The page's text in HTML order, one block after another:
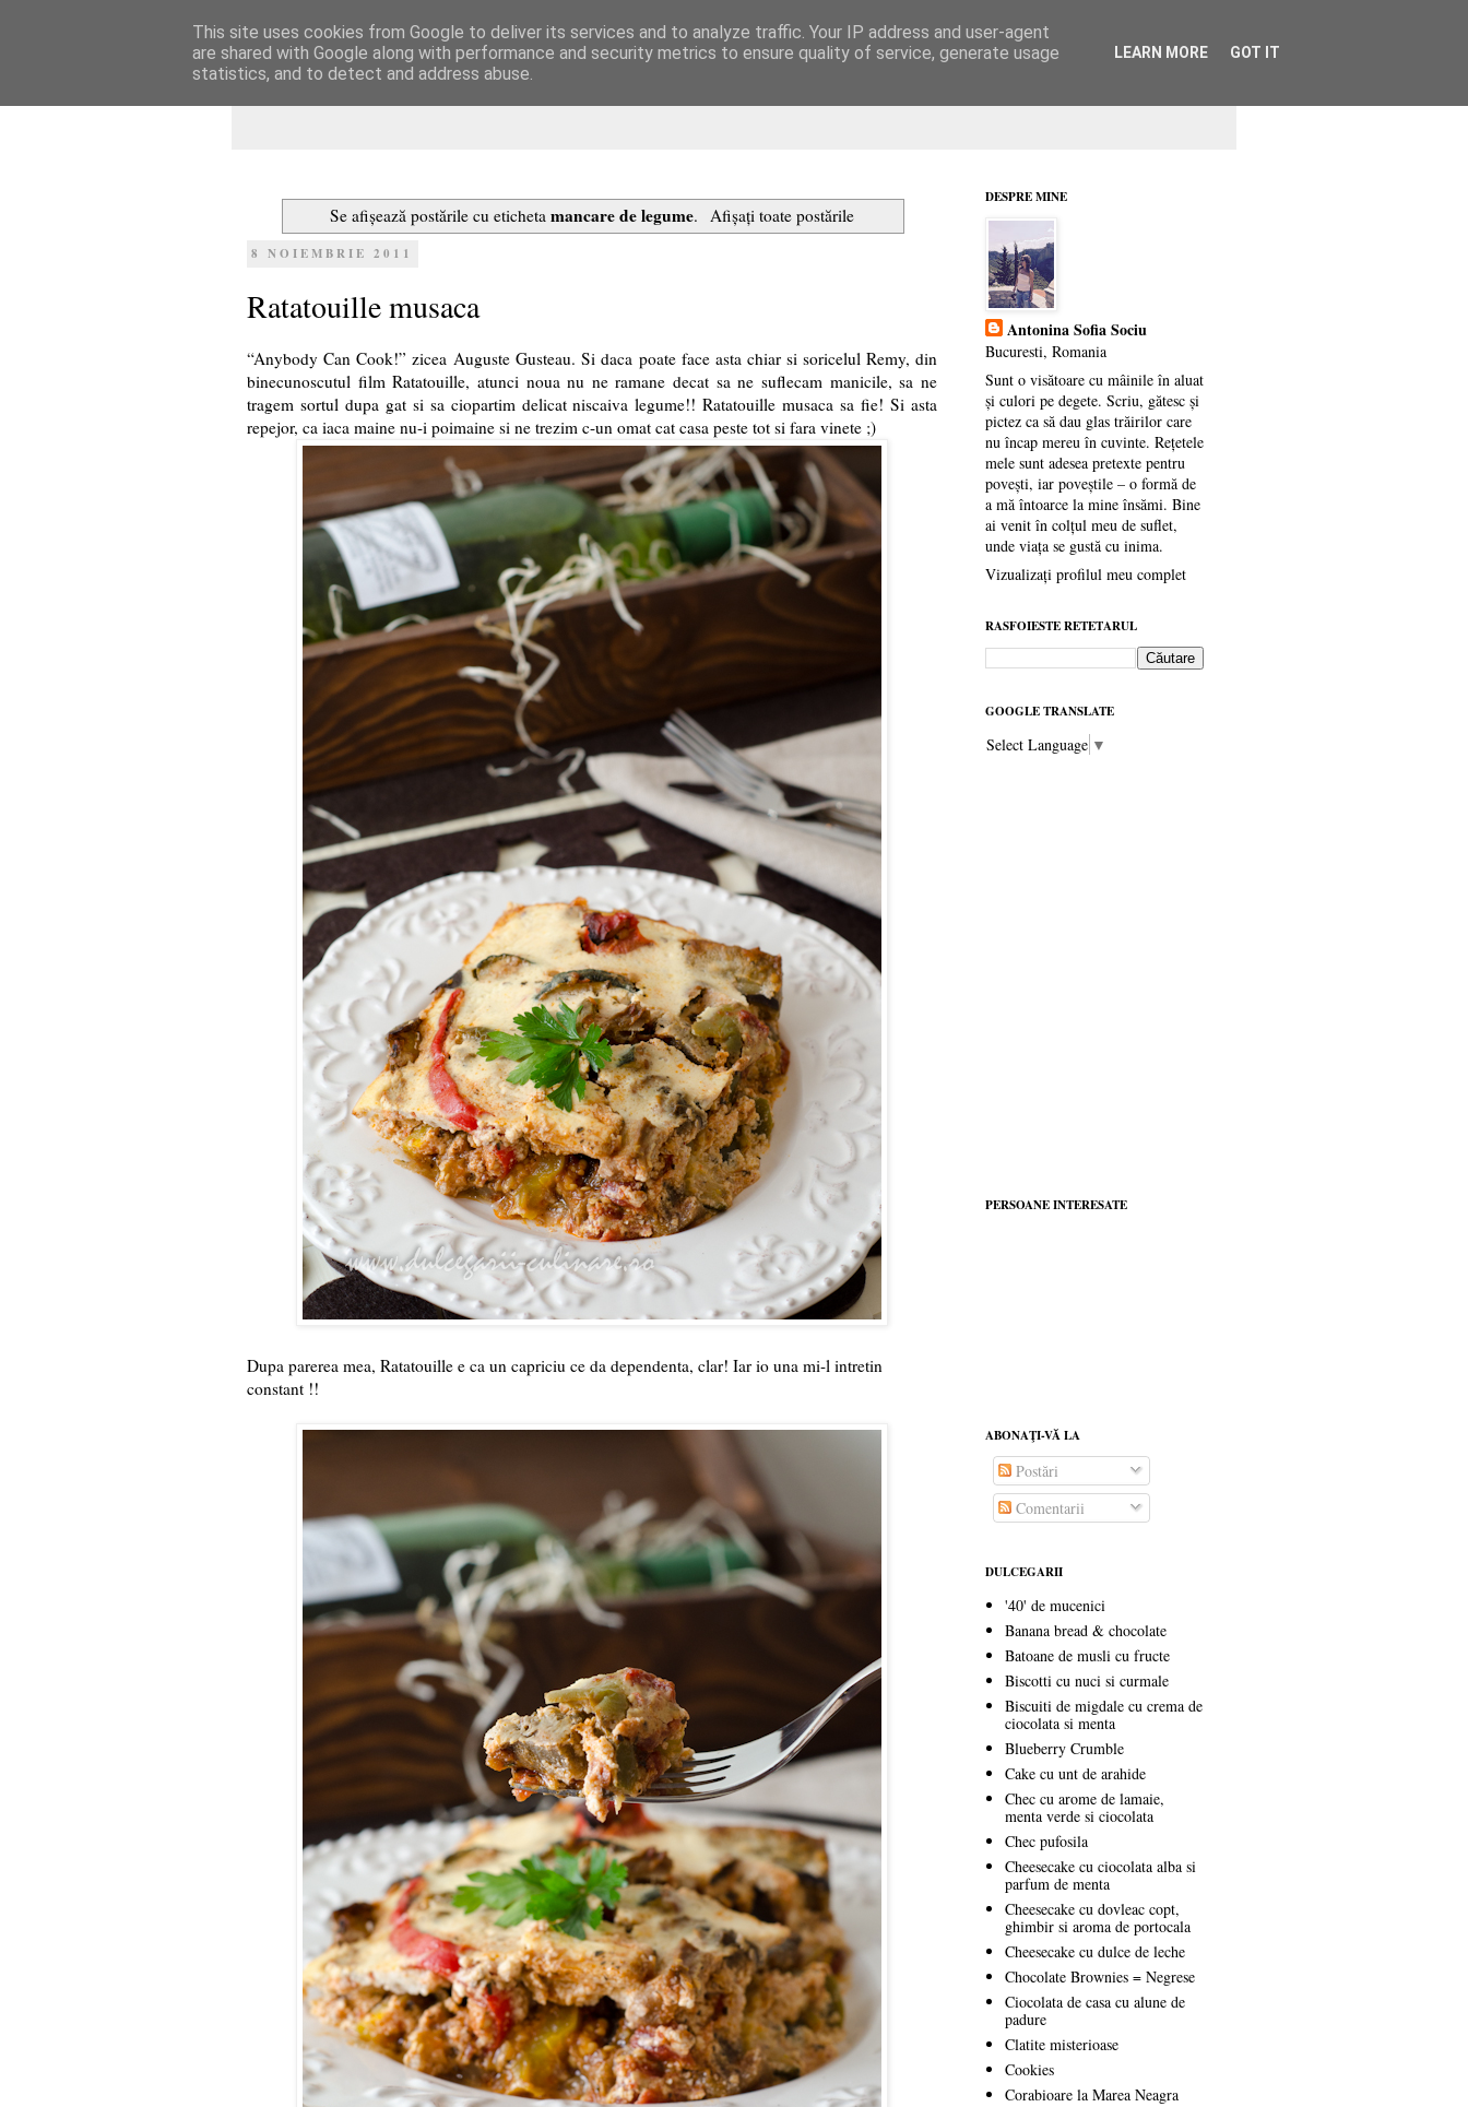
Dulcegarii culinare
Se afișează postările cu etichetamancare de legume. Afișați toate postările
8 NOIEMBRIE 2011
Ratatouille musaca
“Anybody Can Cook!” zicea Auguste Gusteau. Si daca poate face asta chiar si soricelul Remy, din
binecunoscutul film Ratatouille, atunci noua nu ne ramane decat sa ne suflecam manicile, sa ne
tragem sortul dupa gat si sa ciopartim delicat niscaiva legume!! Ratatouille musaca sa fie! Si asta
repejor, ca iaca maine nu-i poimaine si ne trezim c-un omat cat casa peste tot si fara vinete ;)
Dupa parerea mea, Ratatouille e ca un capriciu ce da dependenta, clar! Iar io una mi-l intretin
constant !!
DESPRE MINE
Antonina Sofia Sociu
Bucuresti, Romania
Sunt o visătoare cu mâinile în aluat
și culori pe degete. Scriu, gătesc și
pictez ca să dau glas trăirilor care
nu încap mereu în cuvinte. Rețetele
mele sunt adesea pretexte pentru
povești, iar poveștile – o formă de
a mă întoarce la mine însămi. Bine
ai venit în colțul meu de suflet,
unde viața se gustă cu inima.
Vizualizați profilul meu complet
RASFOIESTE RETETARUL
GOOGLE TRANSLATE
Select Language ▼
PERSOANE INTERESATE
ABONAŢI-VĂ LA
Postări
Comentarii
DULCEGARII
'40' de mucenici
Banana bread & chocolate
Batoane de musli cu fructe
Biscotti cu nuci si curmale
Biscuiti de migdale cu crema de
ciocolata si menta
Blueberry Crumble
Cake cu unt de arahide
Chec cu arome de lamaie,
menta verde si ciocolata
Chec pufosila
Cheesecake cu ciocolata alba si
parfum de menta
Cheesecake cu dovleac copt,
ghimbir si aroma de portocala
Cheesecake cu dulce de leche
Chocolate Brownies = Negrese
Ciocolata de casa cu alune de
padure
Clatite misterioase
Cookies
Corabioare la Marea Neagra
This site uses cookies from Google to deliver its services and to analyze traffic. Your IP address and user-agent
are shared with Google along with performance and security metrics to ensure quality of service, generate usage
statistics, and to detect and address abuse.
LEARN MORE GOT IT